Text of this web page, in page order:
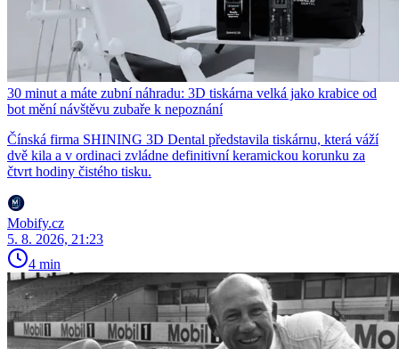
30 minut a máte zubní náhradu: 3D tiskárna velká jako krabice od
bot mění návštěvu zubaře k nepoznání
Čínská firma SHINING 3D Dental představila tiskárnu, která váží
dvě kila a v ordinaci zvládne definitivní keramickou korunku za
čtvrt hodiny čistého tisku.
Mobify.cz
5. 8. 2026, 21:23
4 min